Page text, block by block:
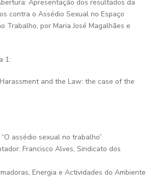
Apresentação dos resultados da
contra o Assédio Sexual no Espaço
Trabalho, por Maria José Magalhães e
1:
and the Law: the case of the
assédio sexual no trabalho”
Francisco Alves, Sindicato dos
Energia e Actividades do Ambiente